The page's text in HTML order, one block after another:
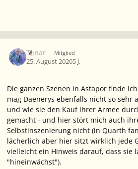
Tenar Mitglied
25. August 20205 J.
Die ganzen Szenen in Astapor finde
mag Daenerys ebenfalls nicht so sehr
und wie sie den Kauf ihrer Armee
gemacht - und hier stört mich auch
Selbstinszenierung nicht (in Quarth
lächerlich aber hier sitzt wirklich jede
vielleicht ein Hinweis darauf, dass sie
"hineinwächst").